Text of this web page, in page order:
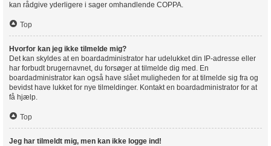
kan rådgive yderligere i sager omhandlende COPPA.
Top
Hvorfor kan jeg ikke tilmelde mig?
Det kan skyldes at en boardadministrator har udelukket din IP-adresse eller
har forbudt brugernavnet, du forsøger at tilmelde dig med. En
boardadministrator kan også have slået muligheden for at tilmelde sig fra og
bevidst have lukket for nye tilmeldinger. Kontakt en boardadministrator for at
få hjælp.
Top
Jeg har tilmeldt mig, men kan ikke logge ind!